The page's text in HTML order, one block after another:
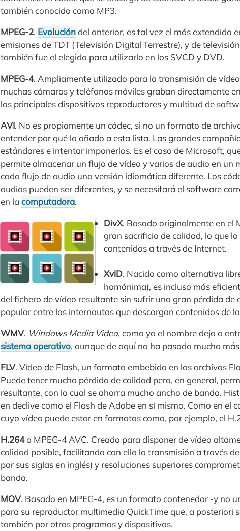
también conocido como MP3.
MPEG-2. Evolucióndel anterior, es tal vez el más extendido
emisiones de TDT (Televisión Digital Terrestre), y de
también fue el elegido para utilizarlo en los SVCD y DVD.
MPEG-4. Ampliamente utilizado para la transmisión de
muchas cámaras y teléfonos móviles graban directamente
los principales dispositivos reproductores y multitud de
AVI. No es propiamente un códec, si no un formato de
entender por qué lo añado a esta lista. Las grandes
estándares e intentar imponerlos. Es el caso de Microsoft,
permite almacenar un flujo de vídeo y varios de audio en un
cada flujo de audio una versión idiomática diferente. Los
audios pueden ser diferentes, y se necesitará el software
en la computadora.
DivX. Basado originalmente en el
gran sacrificio de calidad, lo que
contenidos a través de Internet.
XviD. Nacido como alternativa
homónima), es incluso más
del fichero de vídeo resultante sin sufrir una gran pérdida
popular entre los internautas que descargan contenidos de
WMV. Windows Media Video, como ya el nombre deja a
sistema operativo, aunque de aquí no ha pasado mucho
FLV. Vídeo de Flash, un formato embebido en los archivos
Puede tener mucha pérdida de calidad pero, en general,
resultante, con lo cual se ahorra mucho ancho de banda.
en declive como el Flash de Adobe en sí mismo. Como en el
cuyo vídeo puede estar en formatos como, por ejemplo, el
H.264o MPEG-4 AVC. Creado para disponer de vídeo
calidad posible, facilitando con ello la transmisión a través
por sus siglas en inglés) y resoluciones superiores
banda.
MOV. Basado en MPEG-4, es un formato contenedor -y no
para su reproductor multimedia QuickTime que, a posteriori
también por otros programas y dispositivos.